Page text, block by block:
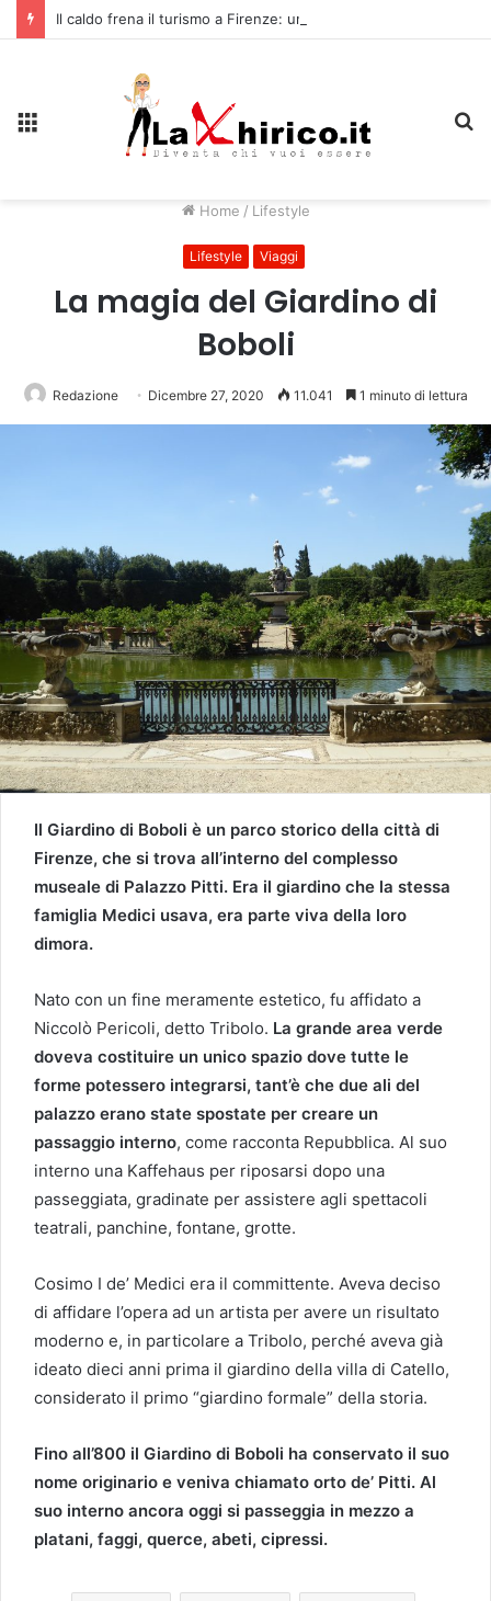
Home / Lifestyle
Lifestyle Viaggi
La magia del Giardino di
Boboli
Redazione Dicembre 27, 2020 11.041 1 minuto di lettura
Il Giardino di Boboli è un parco storico della città di
Firenze, che si trova all’interno del complesso
museale di Palazzo Pitti. Era il giardino che la stessa
famiglia Medici usava, era parte viva della loro
dimora.
Nato con un fine meramente estetico, fu affidato a
Niccolò Pericoli, detto Tribolo. La grande area verde
doveva costituire un unico spazio dove tutte le
forme potessero integrarsi, tant’è che due ali del
palazzo erano state spostate per creare un
passaggio interno, come racconta Repubblica. Al suo
interno una Kaffehaus per riposarsi dopo una
passeggiata, gradinate per assistere agli spettacoli
teatrali, panchine, fontane, grotte.
Cosimo I de’ Medici era il committente. Aveva deciso
di affidare l’opera ad un artista per avere un risultato
moderno e, in particolare a Tribolo, perché aveva già
ideato dieci anni prima il giardino della villa di Catello,
considerato il primo “giardino formale” della storia.
Fino all’800 il Giardino di Boboli ha conservato il suo
nome originario e veniva chiamato orto de’ Pitti. Al
suo interno ancora oggi si passeggia in mezzo a
platani, faggi, querce, abeti, cipressi.